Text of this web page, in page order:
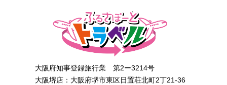
大阪府知事登録旅行業 第2ー3214号
大阪堺店：大阪府堺市東区日置荘北町2丁21-36